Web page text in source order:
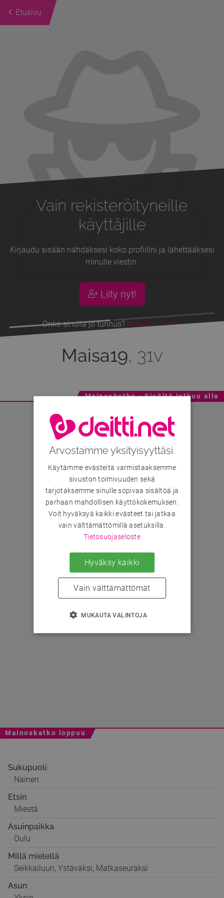
Etusivu
Vain rekisteröityneille
käyttäjille
Kirjaudu sisään nähdäksesi koko profiilini ja lähettääksesi
minulle viestin.
Liity nyt!
Onko sinulla jo tunnus? Kirjaudu sisään
Maisa19, 31v
Mainoskatko - Sisältö jatkuu alla
Mainoskatko loppuu
Sukupuoli
Nainen
Etsin
Miestä
Asuinpaikka
Oulu
Millä mielellä
Seikkailuun, Ystäväksi, Matkaseuraksi
Asun
Arvostamme yksityisyyttäsi.
Käytämme evästeitä varmistaaksemme
sivuston toimivuuden sekä
tarjotaksemme sinulle sopivaa sisältöä ja
parhaan mahdollisen käyttökokemuksen.
Voit hyväksyä kaikki evästeet tai jatkaa
vain välttämättömillä asetuksilla.
Tietosuojaseloste
Hyväksy kaikki
Vain välttämättömät
MUKAUTA VALINTOJA